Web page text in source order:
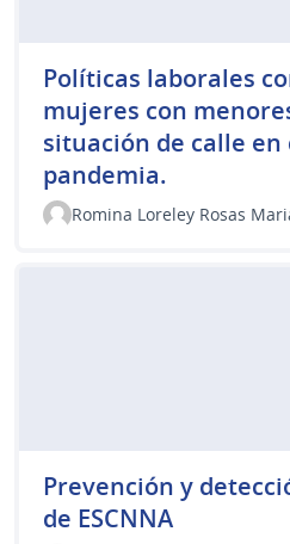
Políticas laborales
mujeres con
situación de calle en
pandemia.
Romina Loreley Rosas
Prevención y
de ESCNNA